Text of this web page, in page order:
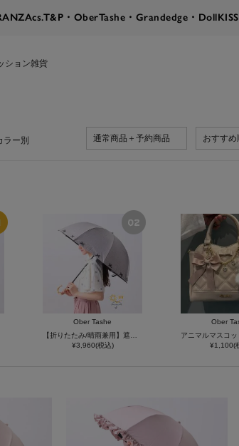
cs.T&P・OberTashe・Grandedge・DollKISS
ション雑貨
ラー別 通常商品＋予約商品 おすすめ
Ober Tashe
¥3,960(税込)
Ober
¥1,100(